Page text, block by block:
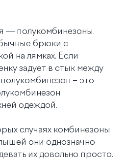
— полукомбинезоны.
брюки с
на лямках. Если
задует в стык между
– это
одеждой.
случаях комбинезоны
они однозначно
их довольно просто.